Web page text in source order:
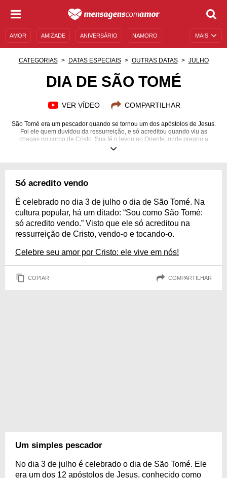
MAIS
AMOR AMIZADE ANIVERSÁRIO NAMORO
AUTOAJUDA
CATEGORIAS DATAS ESPECIAIS OUTRAS DATAS JULHO
DIA DE SÃO TOMÉ
VER VÍDEO COMPARTILHAR
São Tomé era um pescador quando se tornou um dos apóstolos de Jesus.
Foi ele quem duvidou da ressurreição, e só acreditou quando viu as
chagas no corpo de Cristo. Sua fé o levou ao Oriente, onde pregou a
palavra de Deus até sua morte. Conheça a história deste santo,
Só acredito vendo
É celebrado no dia 3 de julho o dia de São Tomé. Na
cultura popular, há um ditado: “Sou como São Tomé:
só acredito vendo.” Visto que ele só acreditou na
ressurreição de Cristo, vendo-o e tocando-o.
Celebre seu amor por Cristo: ele vive em nós!
COPIAR COMPARTILHAR
Um simples pescador
No dia 3 de julho é celebrado o dia de São Tomé. Ele
era um dos 12 apóstolos de Jesus, conhecido como